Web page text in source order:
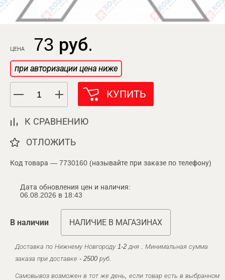
ЦЕНА 73 руб.
при авторизации цена ниже
КУПИТЬ
К СРАВНЕНИЮ
ОТЛОЖИТЬ
Код товара — 7730160 (называйте при заказе по телефону)
Дата обновления цен и наличия:
06.08.2026 в 18:43
В наличии НАЛИЧИЕ В МАГАЗИНАХ
Доставка по Нижнему Новгороду 1-2 дня . Минимальная сумма
заказа при доставке - 2500 руб.
Самовывоз возможен в тот же день, если товар есть в выбранном